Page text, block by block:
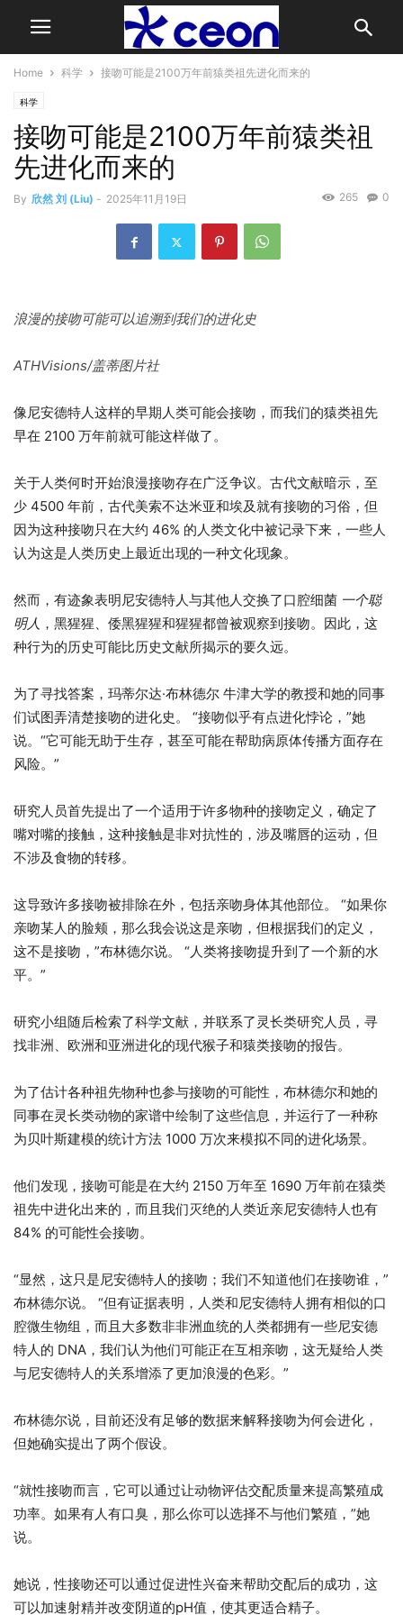
Home 科学 接吻可能是2100万年前猿类祖先进化而来的
科学
接吻可能是2100万年前猿类祖
先进化而来的
By 欣然 刘 (Liu) - 2025年11月19日 0
265
浪漫的接吻可能可以追溯到我们的进化史
ATHVisions/盖蒂图片社
像尼安德特人这样的早期人类可能会接吻，而我们的猿类祖先
早在 2100 万年前就可能这样做了。
关于人类何时开始浪漫接吻存在广泛争议。古代文献暗示，至
少 4500 年前，古代美索不达米亚和埃及就有接吻的习俗，但
因为这种接吻只在大约 46% 的人类文化中被记录下来，一些人
认为这是人类历史上最近出现的一种文化现象。
然而，有迹象表明尼安德特人与其他人交换了口腔细菌 一个聪
明人 ，黑猩猩、倭黑猩猩和猩猩都曾被观察到接吻。因此，这
种行为的历史可能比历史文献所揭示的要久远。
为了寻找答案，玛蒂尔达·布林德尔 牛津大学的教授和她的同事
们试图弄清楚接吻的进化史。 “接吻似乎有点进化悖论，”她
说。“它可能无助于生存，甚至可能在帮助病原体传播方面存在
风险。”
研究人员首先提出了一个适用于许多物种的接吻定义，确定了
嘴对嘴的接触，这种接触是非对抗性的，涉及嘴唇的运动，但
不涉及食物的转移。
这导致许多接吻被排除在外，包括亲吻身体其他部位。 “如果你
亲吻某人的脸颊，那么我会说这是亲吻，但根据我们的定义，
这不是接吻，”布林德尔说。 “人类将接吻提升到了一个新的水
平。”
研究小组随后检索了科学文献，并联系了灵长类研究人员，寻
找非洲、欧洲和亚洲进化的现代猴子和猿类接吻的报告。
为了估计各种祖先物种也参与接吻的可能性，布林德尔和她的
同事在灵长类动物的家谱中绘制了这些信息，并运行了一种称
为贝叶斯建模的统计方法 1000 万次来模拟不同的进化场景。
他们发现，接吻可能是在大约 2150 万年至 1690 万年前在猿类
祖先中进化出来的，而且我们灭绝的人类近亲尼安德特人也有
84% 的可能性会接吻。
“显然，这只是尼安德特人的接吻；我们不知道他们在接吻谁，”
布林德尔说。 “但有证据表明，人类和尼安德特人拥有相似的口
腔微生物组，而且大多数非非洲血统的人类都拥有一些尼安德
特人的 DNA，我们认为他们可能正在互相亲吻，这无疑给人类
与尼安德特人的关系增添了更加浪漫的色彩。”
布林德尔说，目前还没有足够的数据来解释接吻为何会进化，
但她确实提出了两个假设。
“就性接吻而言，它可以通过让动物评估交配质量来提高繁殖成
功率。如果有人有口臭，那么你可以选择不与他们繁殖，”她
说。
她说，性接吻还可以通过促进性兴奋来帮助交配后的成功，这
可以加速射精并改变阴道的pH值，使其更适合精子。